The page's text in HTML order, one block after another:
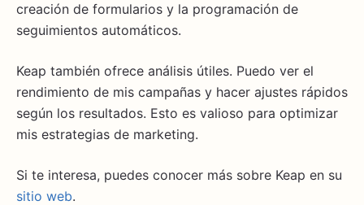
creación de formularios y la programación de
seguimientos automáticos.
Keap también ofrece análisis útiles. Puedo ver el
rendimiento de mis campañas y hacer ajustes rápidos
según los resultados. Esto es valioso para optimizar
mis estrategias de marketing.
Si te interesa, puedes conocer más sobre Keap en su
sitio web.